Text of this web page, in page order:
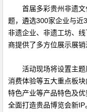
首届多彩贵州非遗
题，遴选300家企业与近
非遗企业、非遗工坊、
商提供了多方位展示展销
活动现场将设置主题
消费体验等五大重点板
特色产业等产品特色及优
全面打造贵品博览会新